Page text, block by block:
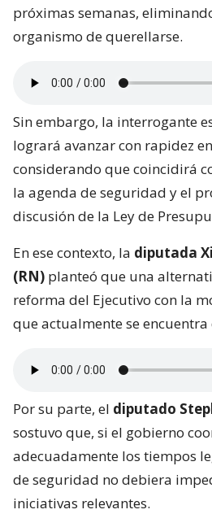
próximas semanas,
organismo de querellarse.
Sin embargo, la interrogante
logrará avanzar con rapidez
considerando que coincidirá
la agenda de seguridad y el
discusión de la Ley de
En ese contexto, la diputada
(RN) planteó que una
reforma del Ejecutivo con la
que actualmente se
Por su parte, el diputado
sostuvo que, si el gobierno
adecuadamente los tiempos
de seguridad no debiera
iniciativas relevantes.